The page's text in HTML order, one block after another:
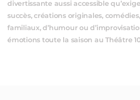
divertissante aussi accessible
succès, créations originales,
familiaux, d’humour ou
émotions toute la saison au Théâtre